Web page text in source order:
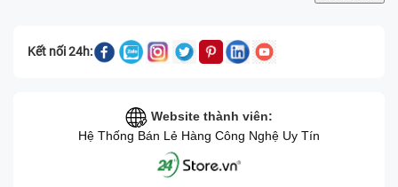
trình sử dụng hằng ngày, mặt kính camera rất dễ tiếp
Ngoài ra, việc lau ống kính bằng quần áo hoặc khăn
không phù hợp có thể tạo ra các vết xước nhỏ tích tụ
theo thời gian. Khi các vết xước trở nên sâu hoặc lan
Kết nối 24h:
Website thành viên:
Hệ Thống Bán Lẻ Hàng Công Nghệ Uy Tín